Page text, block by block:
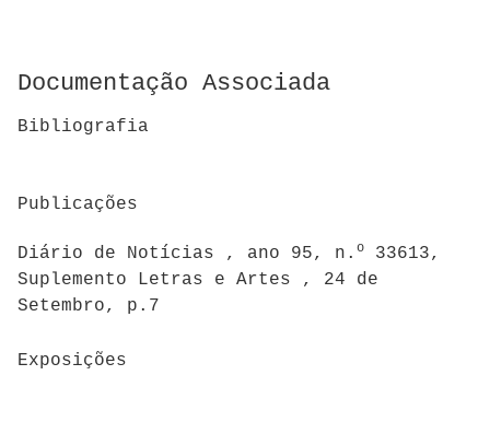
Documentação Associada
Bibliografia
Publicações
Diário de Notícias , ano 95, n. o
33613,
Suplemento Letras e Artes , 24 de
Setembro, p.7
Exposições